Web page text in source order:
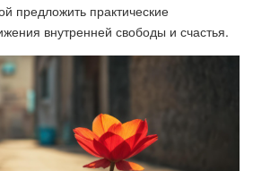
предложить практические
внутренней свободы и счастья.